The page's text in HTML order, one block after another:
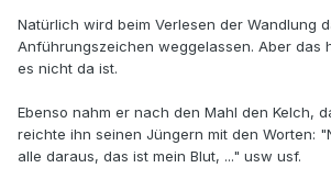
Natürlich wird beim Verlesen der Wandlung
Anführungszeichen weggelassen. Aber das
es nicht da ist.
Ebenso nahm er nach den Mahl den Kelch,
reichte ihn seinen Jüngern mit den Worten:
alle daraus, das ist mein Blut, ..." usw usf.